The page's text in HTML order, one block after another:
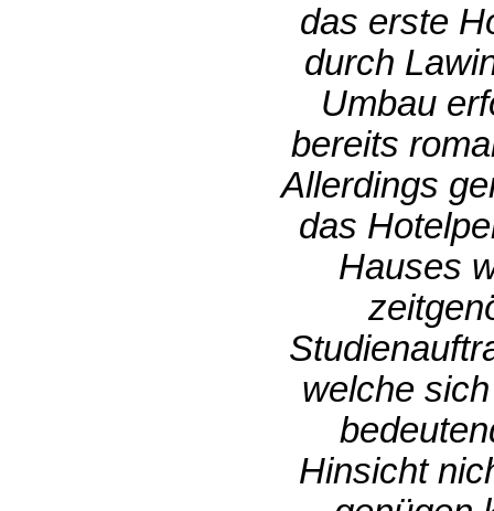
das erste
durch
Umbau
bereits
Allerdings
das
Hauses
welche
Hinsicht